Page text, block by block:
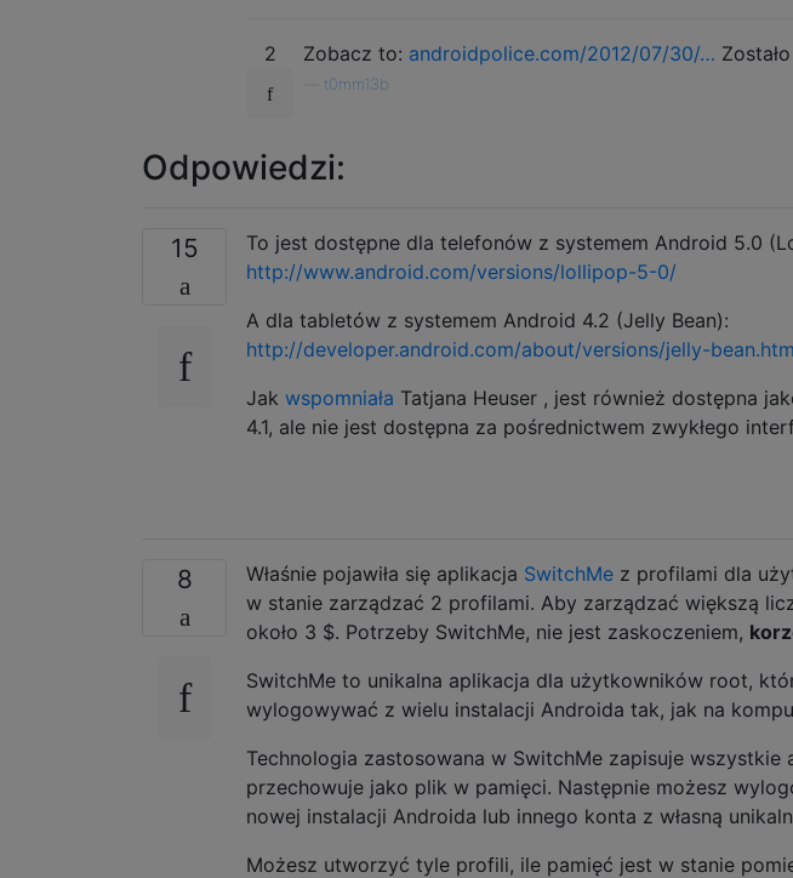
2 Zobacz to: androidpolice.com/2012/07/30/…
t0mm13b
Odpowiedzi:
15
To jest dostępne dla telefonów z systemem Android 5.0
http://www.android.com/versions/lollipop-5-0/
A dla tabletów z systemem Android 4.2 (Jelly Bean):
http://developer.android.com/about/versions/jelly-
Jak wspomniała Tatjana Heuser , jest również dostępna
4.1, ale nie jest dostępna za pośrednictwem zwykłego
8 Właśnie pojawiła się aplikacja SwitchMe z profilami dla
w stanie zarządzać 2 profilami. Aby zarządzać większą
około 3 $. Potrzeby SwitchMe, nie jest zaskoczeniem,
SwitchMe to unikalna aplikacja dla użytkowników root,
wylogowywać z wielu instalacji Androida tak, jak na
Technologia zastosowana w SwitchMe zapisuje wszystkie
przechowuje jako plik w pamięci. Następnie możesz
nowej instalacji Androida lub innego konta z własną
Możesz utworzyć tyle profili, ile pamięć jest w stanie